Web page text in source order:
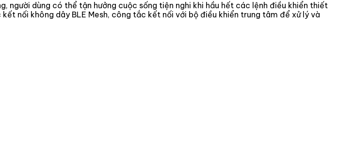
người dùng có thể tận hưởng cuộc sống tiện nghi khi hầu hết các lệnh điều khiển thiết
nối không dây BLE Mesh, công tắc kết nối với bộ điều khiển trung tâm để xử lý và